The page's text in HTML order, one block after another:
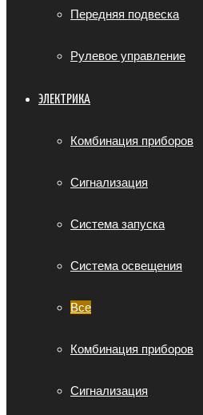
Передняя подвеска
Рулевое управление
ЭЛЕКТРИКА
Комбинация приборов
Сигнализация
Система запуска
Система освещения
Все
Комбинация приборов
Сигнализация